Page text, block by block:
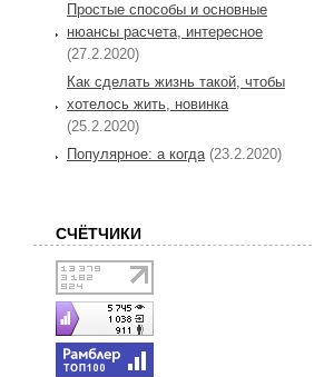
Простые способы и основные
нюансы расчета, интересное
(27.2.2020)
Как сделать жизнь такой, чтобы
хотелось жить, новинка
(25.2.2020)
Популярное: а когда(23.2.2020)
СЧЁТЧИКИ